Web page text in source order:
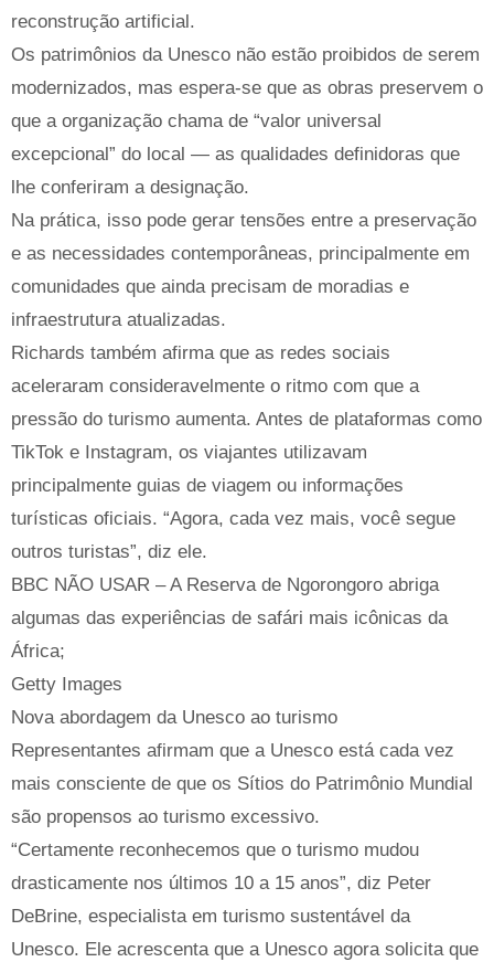
reconstrução artificial.
Os patrimônios da Unesco não estão proibidos de serem
modernizados, mas espera-se que as obras preservem o
que a organização chama de “valor universal
excepcional” do local — as qualidades definidoras que
lhe conferiram a designação.
Na prática, isso pode gerar tensões entre a preservação
e as necessidades contemporâneas, principalmente em
comunidades que ainda precisam de moradias e
infraestrutura atualizadas.
Richards também afirma que as redes sociais
aceleraram consideravelmente o ritmo com que a
pressão do turismo aumenta. Antes de plataformas como
TikTok e Instagram, os viajantes utilizavam
principalmente guias de viagem ou informações
turísticas oficiais. “Agora, cada vez mais, você segue
outros turistas”, diz ele.
BBC NÃO USAR – A Reserva de Ngorongoro abriga
algumas das experiências de safári mais icônicas da
África;
Getty Images
Nova abordagem da Unesco ao turismo
Representantes afirmam que a Unesco está cada vez
mais consciente de que os Sítios do Patrimônio Mundial
são propensos ao turismo excessivo.
“Certamente reconhecemos que o turismo mudou
drasticamente nos últimos 10 a 15 anos”, diz Peter
DeBrine, especialista em turismo sustentável da
Unesco. Ele acrescenta que a Unesco agora solicita que